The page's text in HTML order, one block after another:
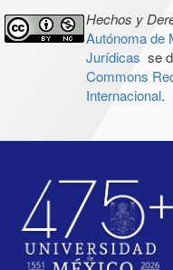
Hechos y
Autónoma de
Jurídicas se
Commons
Internacional.